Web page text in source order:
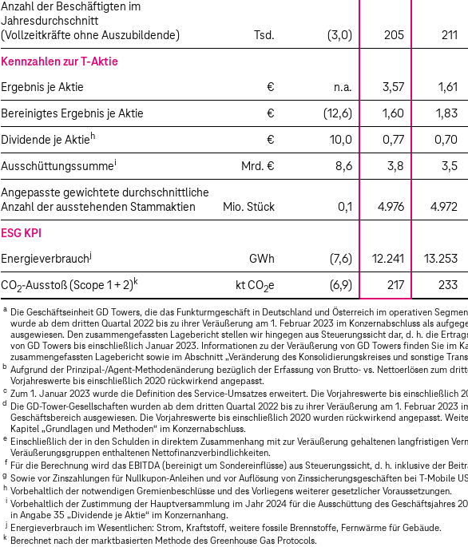
Anzahl der Beschäftigten im
Jahresdurchschnitt
(Vollzeitkräfte ohne Auszubildende)
Tsd. (3,0) 205 211
Kennzahlen zur T-Aktie
Ergebnis je Aktie
€ n.a. 3,57 1,61
Bereinigtes Ergebnis je Aktie € (12,6) 1,60 1,83
Dividende je Aktieh € 10,0 0,77 0,70
Ausschüttungssummei Mrd. € 8,6 3,8 3,5
Angepasste gewichtete durchschnittliche
Anzahl der ausstehenden Stammaktien
Mio. Stück 0,1 4.976 4.972
ESG KPI
Energieverbrauchj GWh (7,6) 12.241 13.253
CO2-Ausstoß (Scope 1 + 2)k kt CO2e (6,9) 217 233
a Die Geschäftseinheit GD Towers, die das Funkturmgeschäft in Deutschland und Österreich im operativen
wurde ab dem dritten Quartal 2022 bis zu ihrer Veräußerung am 1. Februar 2023 im Konzernabschluss als
ausgewiesen. Den zusammengefassten Lagebericht stellen wir hingegen aus Steuerungssicht dar, d. h. die
von GD Towers bis einschließlich Januar 2023. Informationen zu der Veräußerung von GD Towers finden Sie im
zusammengefassten Lagebericht sowie im Abschnitt „Veränderung des Konsolidierungskreises und sonstige
b Aufgrund der Prinzipal-/Agent-Methodenänderung bezüglich der Erfassung von Brutto- vs. Nettoerlösen zum
Vorjahreswerte bis einschließlich 2020 rückwirkend angepasst.
c Zum 1. Januar 2023 wurde die Definition des Service-Umsatzes erweitert. Die Vorjahreswerte bis einschließlich
d
Die GD-Tower-Gesellschaften wurden ab dem dritten Quartal 2022 bis zu ihrer Veräußerung am 1. Februar 2023
Geschäftsbereich ausgewiesen. Die Vorjahreswerte bis einschließlich 2020 wurden rückwirkend angepasst.
Kapitel „Grundlagen und Methoden“ im Konzernabschluss.
e Einschließlich der in den Schulden in direktem Zusammenhang mit zur Veräußerung gehaltenen langfristigen
Veräußerungsgruppen enthaltenen Nettofinanzverbindlichkeiten.
f Für die Berechnung wird das EBITDA (bereinigt um Sondereinflüsse) aus Steuerungssicht, d. h. inklusive der
g Sowie vor Zinszahlungen für Nullkupon-Anleihen und vor Auflösung von Zinssicherungsgeschäften bei T‑Mobile
h Vorbehaltlich der notwendigen Gremienbeschlüsse und des Vorliegens weiterer gesetzlicher Voraussetzungen.
i Vorbehaltlich der Zustimmung der Hauptversammlung im Jahr 2024 für die Ausschüttung des Geschäftsjahres
in Angabe 35 „Dividende je Aktie“ im Konzernanhang.
j Energieverbrauch im Wesentlichen: Strom, Kraftstoff, weitere fossile Brennstoffe, Fernwärme für Gebäude.
k Berechnet nach der marktbasierten Methode des Greenhouse Gas Protocols.